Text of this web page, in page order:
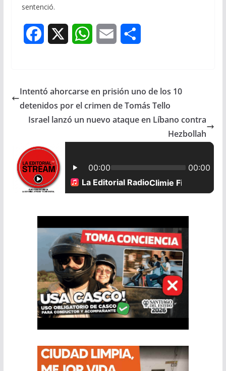
sentenció.
e
b
o
k
W
t
i
l
r
Intentó ahorcarse en prisión uno de los 10
detenidos por el crimen de Tomás Tello
Israel lanzó un nuevo ataque en Líbano contra
Hezbollah